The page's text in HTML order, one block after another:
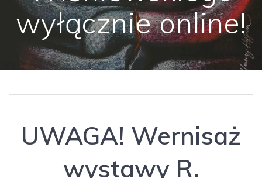
wyłącznie online!
UWAGA! Wernisaż
wystawy R.